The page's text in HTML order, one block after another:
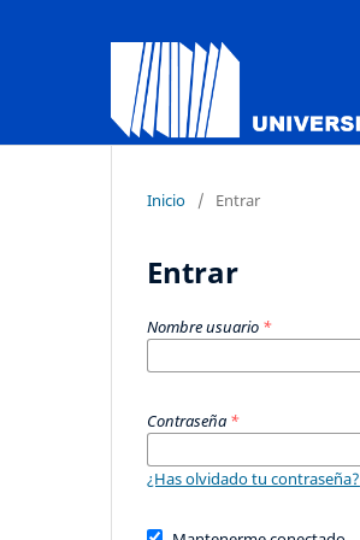
Inicio / Entrar
Entrar
Nombre usuario *
Contraseña *
¿Has olvidado tu contraseña?